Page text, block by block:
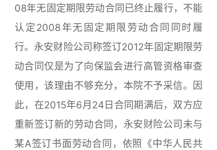
08年无固定期限劳动合同已终止履行，不能
认定2008年无固定期限劳动合同同时履
行。永安财险公司称签订2012年固定期限劳
动合同仅是为了向保监会进行高管资格审查
使用，该理由不够充分，本院不予采信。因
此，在2015年6月24日合同期满后，双方应
重新签订新的劳动合同，永安财险公司未与
某A签订书面劳动合同，依照《中华人民共